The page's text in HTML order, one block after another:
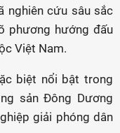
nghiên cứu sâu sắc
phương hướng đấu
Việt Nam.
biệt nổi bật trong
sản Đông Dương
giải phóng dân